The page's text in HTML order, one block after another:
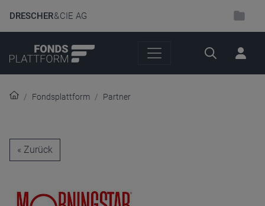
DRESCHER& CIE AG
Suche
Fondsplattform Partner
« Zurück